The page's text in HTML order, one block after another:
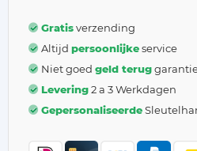
Gratisverzending
Altijd persoonlijkeservice
Niet goed geld terug
Levering2 a 3 Werkdagen
Gepersonaliseerde